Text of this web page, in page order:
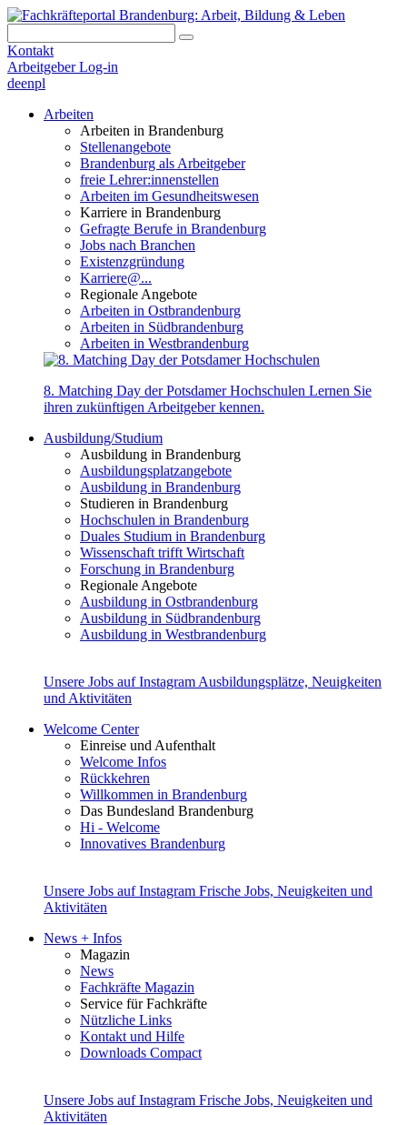
Kontakt
Arbeitgeber Log-in
deenpl
Arbeiten
Arbeiten in Brandenburg
Stellenangebote
Brandenburg als Arbeitgeber
freie Lehrer:innenstellen
Arbeiten im Gesundheitswesen
Karriere in Brandenburg
Gefragte Berufe in Brandenburg
Jobs nach Branchen
Existenzgründung
Karriere@...
Regionale Angebote
Arbeiten in Ostbrandenburg
Arbeiten in Südbrandenburg
Arbeiten in Westbrandenburg
8. Matching Day der Potsdamer Hochschulen Lernen Sie
ihren zukünftigen Arbeitgeber kennen.
Ausbildung/Studium
Ausbildung in Brandenburg
Ausbildungsplatzangebote
Ausbildung in Brandenburg
Studieren in Brandenburg
Hochschulen in Brandenburg
Duales Studium in Brandenburg
Wissenschaft trifft Wirtschaft
Forschung in Brandenburg
Regionale Angebote
Ausbildung in Ostbrandenburg
Ausbildung in Südbrandenburg
Ausbildung in Westbrandenburg
Unsere Jobs auf Instagram Ausbildungsplätze, Neuigkeiten
und Aktivitäten
Welcome Center
Einreise und Aufenthalt
Welcome Infos
Rückkehren
Willkommen in Brandenburg
Das Bundesland Brandenburg
Hi - Welcome
Innovatives Brandenburg
Unsere Jobs auf Instagram Frische Jobs, Neuigkeiten und
Aktivitäten
News + Infos
Magazin
News
Fachkräfte Magazin
Service für Fachkräfte
Nützliche Links
Kontakt und Hilfe
Downloads Compact
Unsere Jobs auf Instagram Frische Jobs, Neuigkeiten und
Aktivitäten